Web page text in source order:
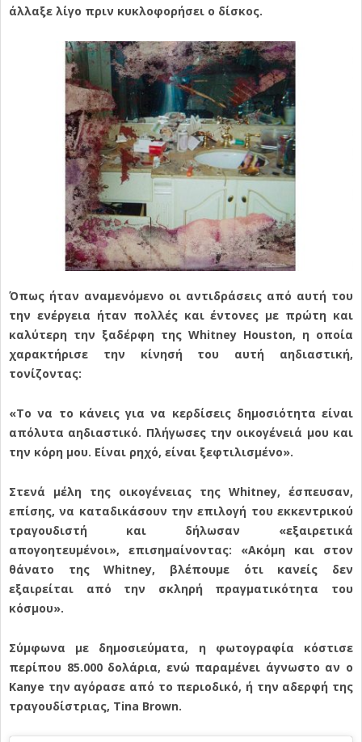
άλλαξε λίγο πριν κυκλοφορήσει ο δίσκος.
Όπως ήταν αναμενόμενο οι αντιδράσεις από αυτή του
την ενέργεια ήταν πολλές και έντονες με πρώτη και
καλύτερη την ξαδέρφη της Whitney Houston, η οποία
χαρακτήρισε την κίνησή του αυτή αηδιαστική,
τονίζοντας:
«Το να το κάνεις για να κερδίσεις δημοσιότητα είναι
απόλυτα αηδιαστικό. Πλήγωσες την οικογένειά μου και
την κόρη μου. Είναι ρηχό, είναι ξεφτιλισμένο».
Στενά μέλη της οικογένειας της Whitney, έσπευσαν,
επίσης, να καταδικάσουν την επιλογή του εκκεντρικού
τραγουδιστή και δήλωσαν «εξαιρετικά
απογοητευμένοι», επισημαίνοντας: «Ακόμη και στον
θάνατο της Whitney, βλέπουμε ότι κανείς δεν
εξαιρείται από την σκληρή πραγματικότητα του
κόσμου».
Σύμφωνα με δημοσιεύματα, η φωτογραφία κόστισε
περίπου 85.000 δολάρια, ενώ παραμένει άγνωστο αν ο
Kanye την αγόρασε από το περιοδικό, ή την αδερφή της
τραγουδίστριας, Tina Brown.